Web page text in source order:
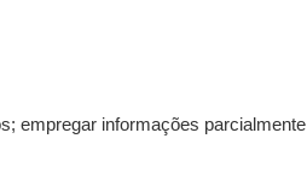
empregar informações parcialmente